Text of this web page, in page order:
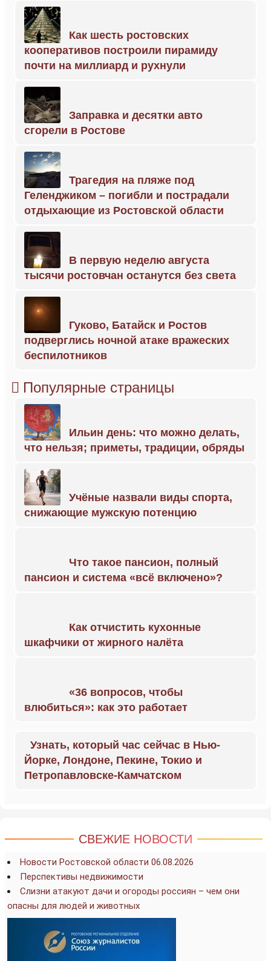
Как шесть ростовских
кооперативов построили пирамиду
почти на миллиард и рухнули
Заправка и десятки авто
сгорели в Ростове
Трагедия на пляже под
Геленджиком – погибли и пострадали
отдыхающие из Ростовской области
В первую неделю августа
тысячи ростовчан останутся без света
Гуково, Батайск и Ростов
подверглись ночной атаке вражеских
беспилотников
Популярные страницы
Ильин день: что можно делать,
что нельзя; приметы, традиции, обряды
Учёные назвали виды спорта,
снижающие мужскую потенцию
Что такое пансион, полный
пансион и система «всё включено»?
Как отчистить кухонные
шкафчики от жирного налёта
«36 вопросов, чтобы
влюбиться»: как это работает
Узнать, который час сейчас в Нью-
Йорке, Лондоне, Пекине, Токио и
Петропавловске-Камчатском
СВЕЖИЕ НОВОСТИ
Новости Ростовской области 06.08.2026
Перспективы недвижимости
Слизни атакуют дачи и огороды россиян – чем они
опасны для людей и животных